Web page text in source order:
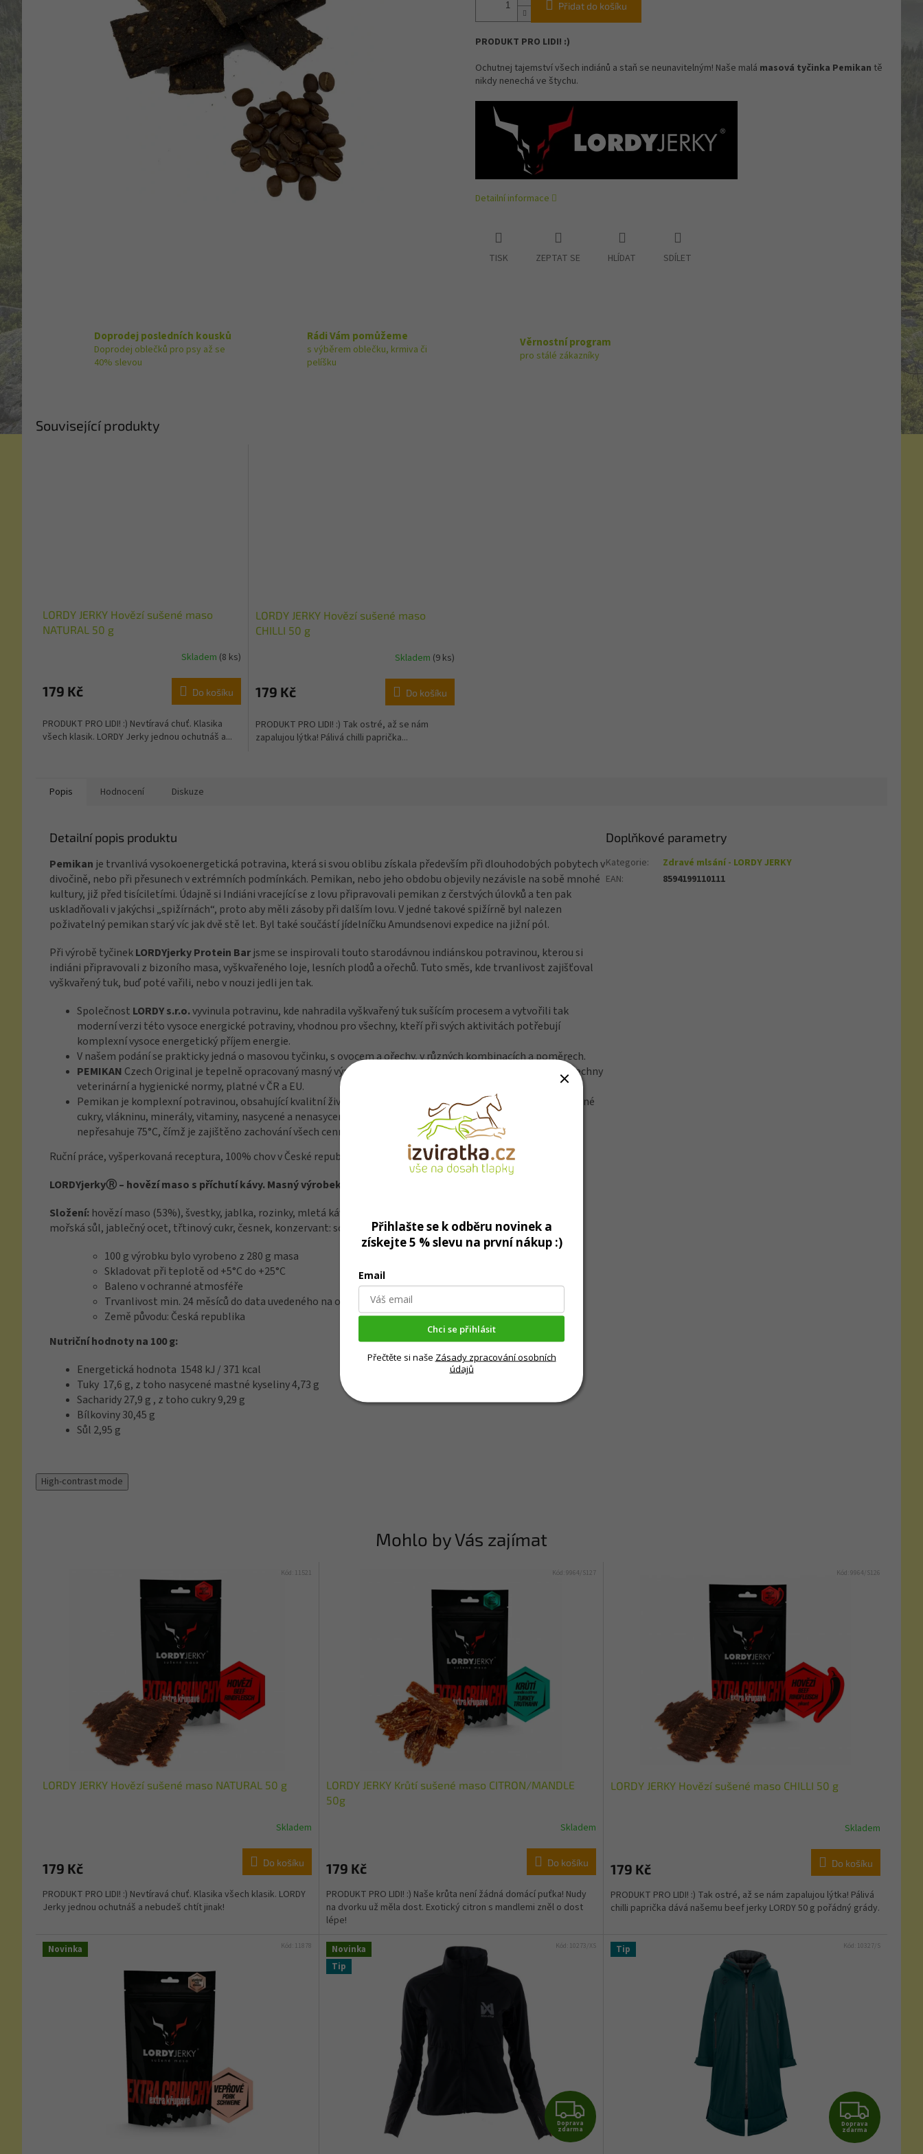
Přidat do košíku
PRODUKT PRO LIDI! :)
Ochutnej tajemství všech indiánů a staň se neunavitelným! Naše malá masová tyčinka Pemikan tě
nikdy nenechá ve štychu.
Detailní informace
TISK ZEPTAT SE HLÍDAT SDÍLET
Doprodej posledních kousků
Doprodej oblečků pro psy až se
40% slevou
Rádi Vám pomůžeme
s výběrem oblečku, krmiva či
pelíšku
Věrnostní program
pro stálé zákazníky
Související produkty
LORDY JERKY Hovězí sušené maso
NATURAL 50 g
Skladem (8 ks)
179 Kč Do košíku
PRODUKT PRO LIDI! :) Nevtíravá chuť. Klasika
všech klasik. LORDY Jerky jednou ochutnáš a...
LORDY JERKY Hovězí sušené maso
CHILLI 50 g
Skladem (9 ks)
179 Kč Do košíku
PRODUKT PRO LIDI! :) Tak ostré, až se nám
zapalujou lýtka! Pálivá chilli paprička...
Popis Hodnocení Diskuze
Detailní popis produktu
Pemikan je trvanlivá vysokoenergetická potravina, která si svou oblibu získala především při dlouhodobých pobytech v
divočině, nebo při přesunech v extrémních podmínkách. Pemikan, nebo jeho obdobu objevily nezávisle na sobě mnohé
kultury, již před tisíciletími. Údajně si Indiáni vracející se z lovu připravovali pemikan z čerstvých úlovků a ten pak
uskladňovali v jakýchsi „spižírnách“, proto aby měli zásoby při dalším lovu. V jedné takové spižírně byl nalezen
poživatelný pemikan starý víc jak dvě stě let. Byl také součástí jídelníčku Amundsenovi expedice na jižní pól.
Při výrobě tyčinekLORDYjerkyProtein Bar jsme se inspirovali touto starodávnou indiánskou potravinou, kterou si
indiáni připravovali z bizoního masa, vyškvařeného loje, lesních plodů a ořechů. Tuto směs, kde trvanlivost zajišťoval
vyškvařený tuk, buď poté vařili, nebo v nouzi jedli jen tak.
Společnost LORDY s.r.o.vyvinula potravinu, kde nahradila vyškvařený tuk sušícím procesem a vytvořili tak
moderní verzi této vysoce energické potraviny, vhodnou pro všechny, kteří při svých aktivitách potřebují
komplexní vysoce energetický příjem energie.
V našem podání se prakticky jedná o masovou tyčinku, s ovocem a ořechy, v různých kombinacích a poměrech.
PEMIKAN Czech Original je tepelně opracovaný masný výrobek, schválený veterinární správou a splňující všechny
veterinární a hygienické normy, platné v ČR a EU.
Pemikan je komplexní potravinou, obsahující kvalitní živočišné a rostlinné (semena a ořechy) bílkoviny, ovocné
cukry, vlákninu, minerály, vitaminy, nasycené a nenasycené mastné oleje a tuky. Teplota při tepelné úpravě
nepřesahuje 75°C, čímž je zajištěno zachování všech cenných látek.
Ruční práce, vyšperkovaná receptura, 100% chov v České republice. Pořádná nálož energie v praktickém balení.
LORDYjerkyⓇ – hovězí maso s příchutí kávy. Masný výrobek trvanlivý tepelně opracovaný.
Složení: hovězí maso (53%), švestky, jablka, rozinky, mletá káva (5%), rostlinný olej 0,3% (slunečnicová semínka),
mořská sůl, jablečný ocet, třtinový cukr, česnek, konzervant: sorban draselný (0,03%)
100 g výrobku bylo vyrobeno z 280 g masa
Skladovat při teplotě od +5°C do +25°C
Baleno v ochranné atmosféře
Trvanlivost min. 24 měsíců do data uvedeného na obalu
Země původu: Česká republika
Nutriční hodnoty na 100 g:
Energetická hodnota 1548 kJ / 371 kcal
Tuky 17,6 g, z toho nasycené mastné kyseliny 4,73 g
Sacharidy 27,9 g , z toho cukry 9,29 g
Bílkoviny 30,45 g
Sůl 2,95 g
Doplňkové parametry
Kategorie:
Zdravé mlsání - LORDY JERKY
EAN: 8594199110111
High-contrast mode
Mohlo by Vás zajímat
LORDY JERKY Hovězí sušené maso NATURAL 50 g
Skladem
179 Kč Do košíku
PRODUKT PRO LIDI! :) Nevtíravá chuť. Klasika všech klasik. LORDY
Jerky jednou ochutnáš a nebudeš chtít jinak!
Kód: 11521
LORDY JERKY Krůtí sušené maso CITRON/MANDLE
50g
Skladem
179 Kč Do košíku
PRODUKT PRO LIDI! :) Naše krůta není žádná domácí puťka! Nudy
na dvorku už měla dost. Exotický citron s mandlemi zněl o dost
lépe!
Kód: 9964/S127
LORDY JERKY Hovězí sušené maso CHILLI 50 g
Skladem
179 Kč Do košíku
PRODUKT PRO LIDI! :) Tak ostré, až se nám zapalujou lýtka! Pálivá
chilli paprička dává našemu beef jerky LORDY 50 g pořádný grády.
Kód: 9964/S126
Novinka Kód: 11878
Novinka
Tip
Z
D
Doprava
zdarma
Kód: 10273/XS Tip
Z
D
Doprava
zdarma
Kód: 10327/S
Přihlašte se k odběru novinek a
získejte 5 % slevu na první nákup :)
Email
Chci se přihlásit
Přečtěte si naše Zásady zpracování osobních
údajů